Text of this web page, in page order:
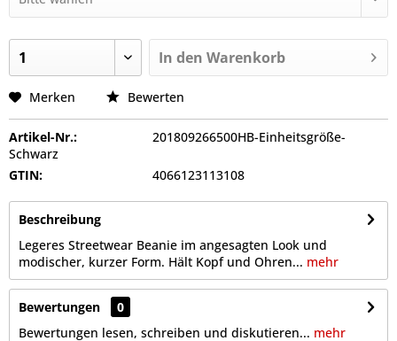
In den Warenkorb
Merken Bewerten
Artikel-Nr.:
201809266500HB-Einheitsgröße-
Schwarz
GTIN:
4066123113108
Beschreibung
Legeres Streetwear Beanie im angesagten Look und
modischer, kurzer Form. Hält Kopf und Ohren... mehr
Bewertungen
0
Bewertungen lesen, schreiben und diskutieren... mehr